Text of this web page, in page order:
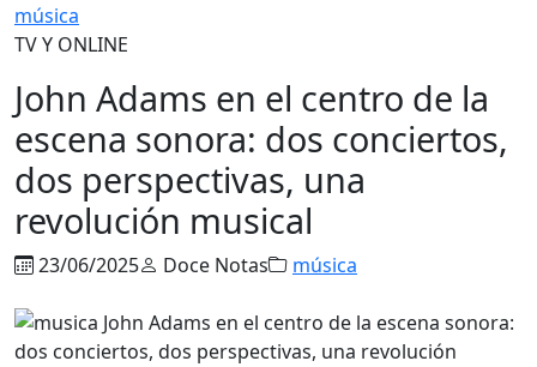
música
TV Y ONLINE
John Adams en el centro de la
escena sonora: dos conciertos,
dos perspectivas, una
revolución musical
23/06/2025 Doce Notas música